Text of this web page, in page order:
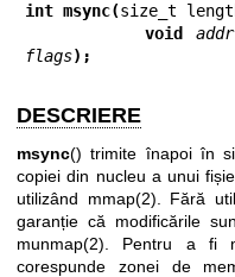
int msync(
          void
addr
flags);
DESCRIERE
msync() trimite înapoi în
copiei din nucleu a unui
utilizând mmap(2) . Fără
garanție că modificările
munmap(2) . Pentru a fi
corespunde zonei de